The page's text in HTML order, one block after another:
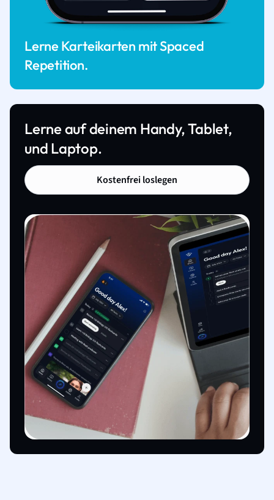
Lerne Karteikarten mit Spaced
Repetition.
Lerne auf deinem Handy, Tablet,
und Laptop.
Kostenfrei loslegen